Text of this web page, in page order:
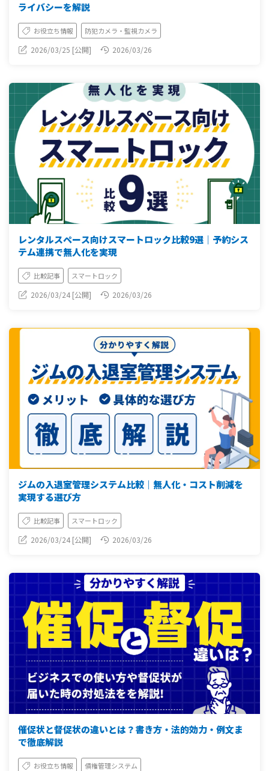
ライバシーを解説
お役立ち情報 防犯カメラ・監視カメラ
2026/03/25 [公開] 2026/03/26
レンタルスペース向けスマートロック比較9選｜予約シス
テム連携で無人化を実現
比較記事 スマートロック
2026/03/24 [公開] 2026/03/26
ジムの入退室管理システム比較｜無人化・コスト削減を
実現する選び方
比較記事 スマートロック
2026/03/24 [公開] 2026/03/26
催促状と督促状の違いとは？書き方・法的効力・例文ま
で徹底解説
お役立ち情報 債権管理システム